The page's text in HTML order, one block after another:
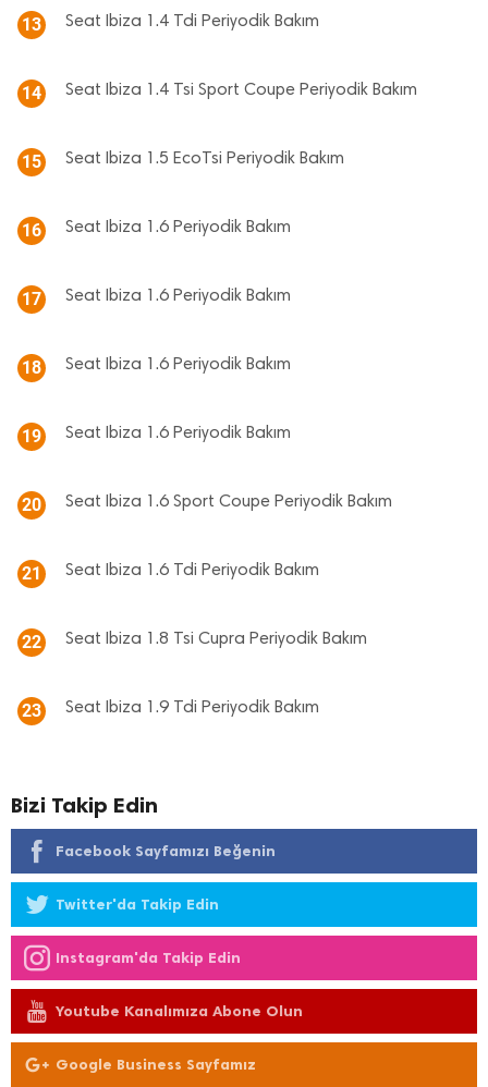
13 Seat Ibiza 1.4 Tdi Periyodik Bakım
14 Seat Ibiza 1.4 Tsi Sport Coupe Periyodik Bakım
15 Seat Ibiza 1.5 EcoTsi Periyodik Bakım
16 Seat Ibiza 1.6 Periyodik Bakım
17 Seat Ibiza 1.6 Periyodik Bakım
18 Seat Ibiza 1.6 Periyodik Bakım
19 Seat Ibiza 1.6 Periyodik Bakım
20 Seat Ibiza 1.6 Sport Coupe Periyodik Bakım
21 Seat Ibiza 1.6 Tdi Periyodik Bakım
22 Seat Ibiza 1.8 Tsi Cupra Periyodik Bakım
23 Seat Ibiza 1.9 Tdi Periyodik Bakım
Bizi Takip Edin
Facebook Sayfamızı Beğenin
Twitter'da Takip Edin
Instagram'da Takip Edin
Youtube Kanalımıza Abone Olun
Google Business Sayfamız